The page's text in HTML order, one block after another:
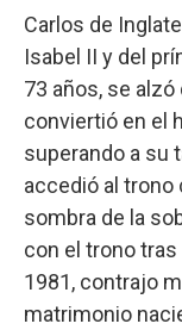
Carlos de
Isabel II y del
73 años, se
conviertió en el
superando a su
accedió al trono
sombra de la
con el trono tras
1981, contrajo
matrimonio